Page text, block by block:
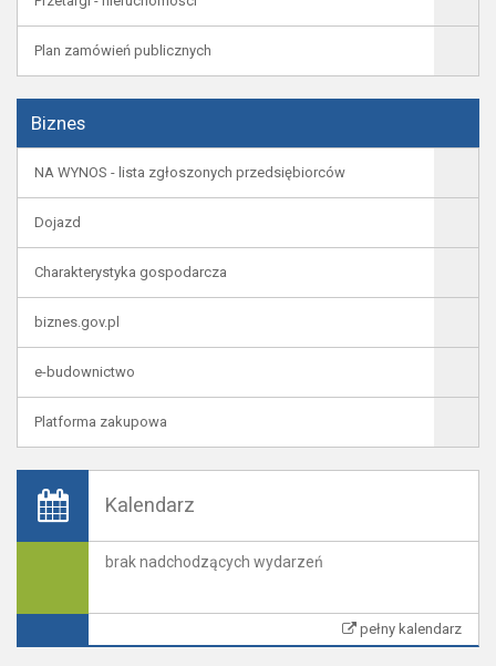
Plan zamówień publicznych
Biznes
NA WYNOS - lista zgłoszonych przedsiębiorców
Dojazd
Charakterystyka gospodarcza
biznes.gov.pl
e-budownictwo
Platforma zakupowa
Kalendarz
brak nadchodzących wydarzeń
pełny kalendarz